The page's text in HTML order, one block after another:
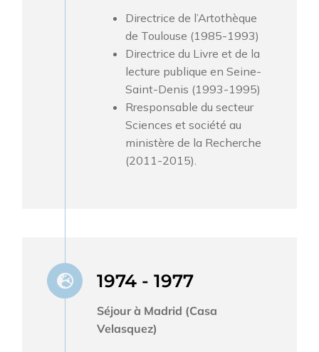
Directrice de l’Artothèque
de Toulouse (1985-1993)
Directrice du Livre et de la
lecture publique en Seine-
Saint-Denis (1993-1995)
Rresponsable du secteur
Sciences et société au
ministère de la Recherche
(2011-2015).
1974 - 1977
Séjour à Madrid (Casa
Velasquez)